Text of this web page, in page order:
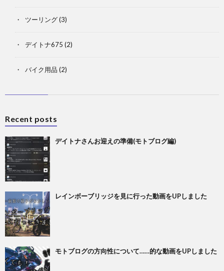
ツーリング(3)
デイトナ675 (2)
バイク用品 (2)
Recent posts
デイトナさんお迎えの準備(モトブログ編)
レインボーブリッジを見に行った動画をUPしました
モトブログの方向性について……的な動画をUPしました